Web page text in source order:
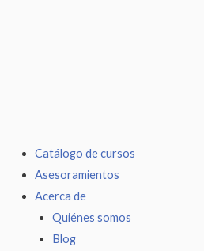
Catálogo de cursos
Asesoramientos
Acerca de
Quiénes somos
Blog